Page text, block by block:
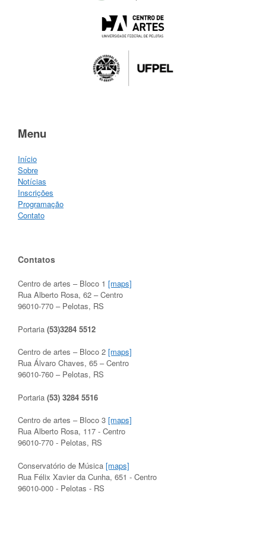
Menu
Início
Sobre
Notícias
Inscrições
Programação
Contato
Contatos
Centro de artes – Bloco 1 [maps]
Rua Alberto Rosa, 62 – Centro
96010-770 – Pelotas, RS
Portaria (53)3284 5512
Centro de artes – Bloco 2 [maps]
Rua Álvaro Chaves, 65 – Centro
96010-760 – Pelotas, RS
Portaria (53) 3284 5516
Centro de artes – Bloco 3 [maps]
Rua Alberto Rosa, 117 - Centro
96010-770 - Pelotas, RS
Conservatório de Música [maps]
Rua Félix Xavier da Cunha, 651 - Centro
96010-000 - Pelotas - RS